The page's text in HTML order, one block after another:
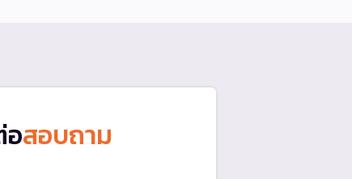
สอบถาม